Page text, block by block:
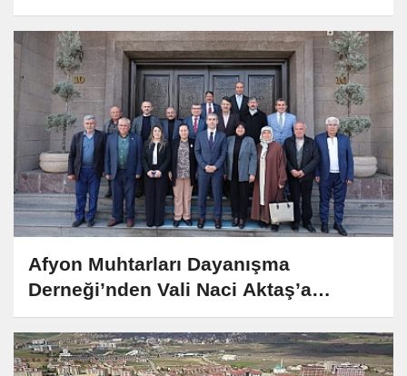
Afyon Muhtarları Dayanışma
Derneği’nden Vali Naci Aktaş’a
Anlamlı Ziyaret